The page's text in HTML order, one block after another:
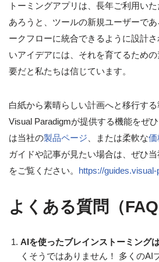
トーミングアプリは、長年ご利用い
あろうと、ツールの新規ユーザーで
ークフローに統合できるように設計
いアイデアには、それを育てるため
要だと私たちは信じています。
白紙から素晴らしい計画へと移行す
Visual Paradigmが提供する機能をぜ
は当社の製品ページ、または柔軟な価
ガイドや記事が見たい場合は、ぜひ
をご覧ください。 https://
よくある質問（FAQ
AIを使ったブレインストーミング
くそうではありません！ 多くのAI